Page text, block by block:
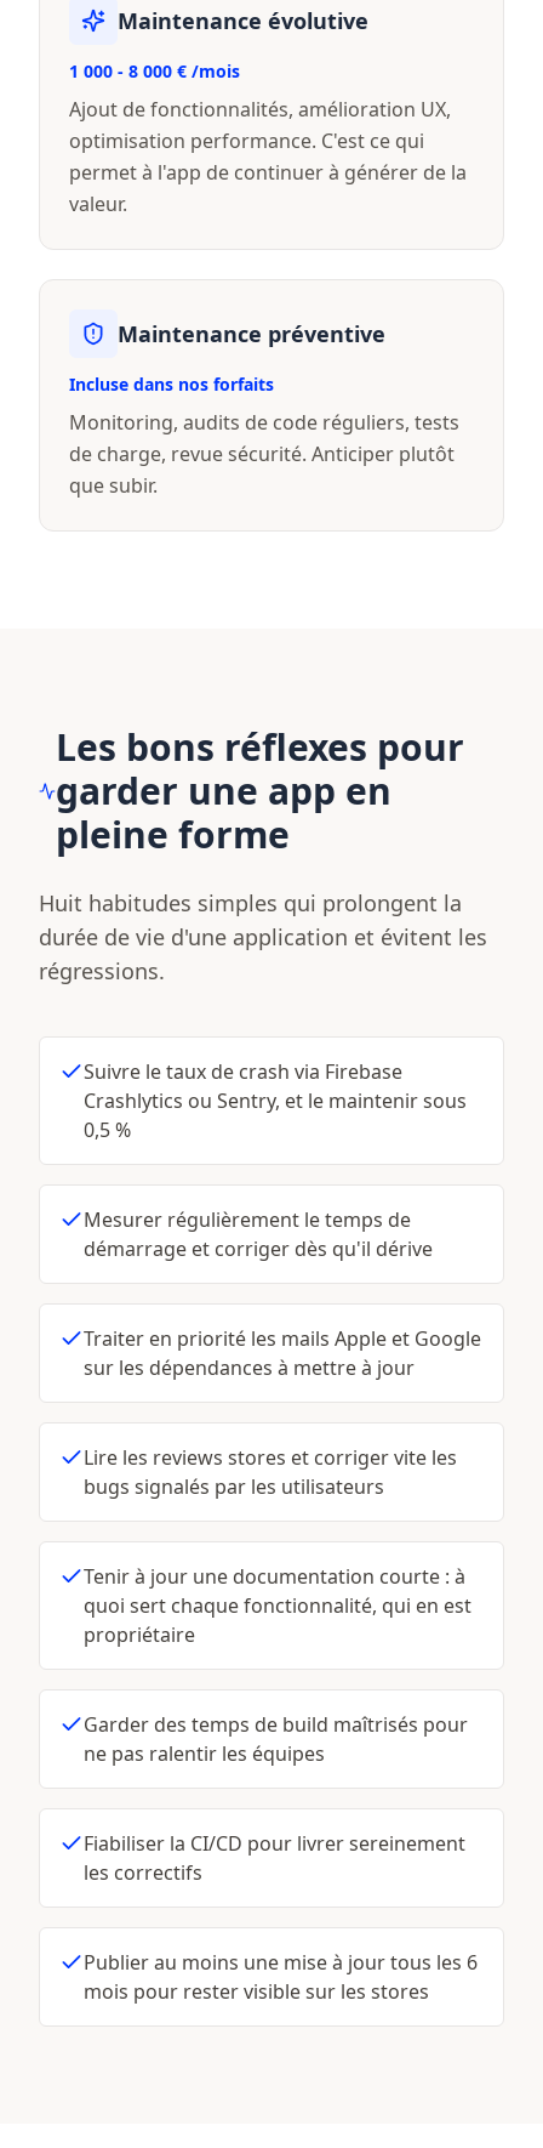
Maintenance évolutive
1 000 - 8 000 € /mois
Ajout de fonctionnalités, amélioration UX,
optimisation performance. C'est ce qui
permet à l'app de continuer à générer de la
valeur.
Maintenance préventive
Incluse dans nos forfaits
Monitoring, audits de code réguliers, tests
de charge, revue sécurité. Anticiper plutôt
que subir.
Les bons réflexes pour
garder une app en
pleine forme
Huit habitudes simples qui prolongent la
durée de vie d'une application et évitent les
régressions.
Suivre le taux de crash via Firebase
Crashlytics ou Sentry, et le maintenir sous
0,5 %
Mesurer régulièrement le temps de
démarrage et corriger dès qu'il dérive
Traiter en priorité les mails Apple et Google
sur les dépendances à mettre à jour
Lire les reviews stores et corriger vite les
bugs signalés par les utilisateurs
Tenir à jour une documentation courte : à
quoi sert chaque fonctionnalité, qui en est
propriétaire
Garder des temps de build maîtrisés pour
ne pas ralentir les équipes
Fiabiliser la CI/CD pour livrer sereinement
les correctifs
Publier au moins une mise à jour tous les 6
mois pour rester visible sur les stores